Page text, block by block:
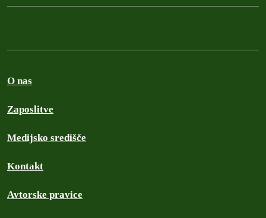
O nas
Zaposlitve
Medijsko središče
Kontakt
Avtorske pravice